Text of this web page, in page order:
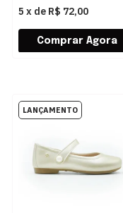
5 x de R$ 72,00